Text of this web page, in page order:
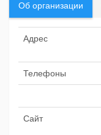
Об организации
Адрес
Телефоны
Сайт